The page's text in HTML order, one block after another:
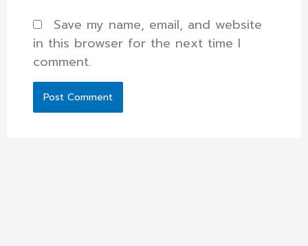
Save my name, email, and website
in this browser for the next time I
comment.